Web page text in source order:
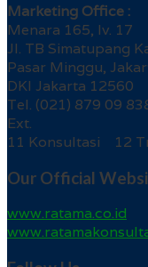
Marketing Office :
Menara 165, lv. 17
Jl. TB Simatupang
Pasar Minggu,
DKI Jakarta 12560
Tel. (021) 879 09
Ext.
11 Konsultasi 12
Our Official
www.ratama.co.id